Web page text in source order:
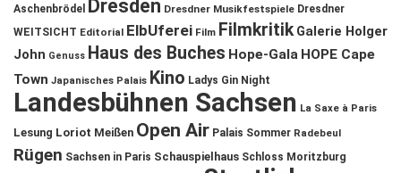
Aschenbrödel
Dresden Dresdner Musikfestspiele Dresdner
WEITSICHT Editorial ElbUferei Film Filmkritik Galerie Holger
John Genuss Haus des Buches Hope-Gala HOPE Cape
Town Japanisches Palais Kino Ladys Gin Night
Landesbühnen Sachsen La Saxe à Paris
Lesung Loriot Meißen Open Air Palais Sommer Radebeul
Rügen Sachsen in Paris Schauspielhaus Schloss Moritzburg